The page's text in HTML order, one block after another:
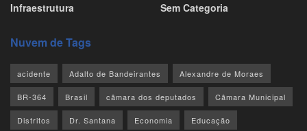
Infraestrutura
Sem Categoria
Nuvem de Tags
acidente Adalto de Bandeirantes Alexandre de Moraes
BR-364 Brasil câmara dos deputados Câmara Municipal
Distritos Dr. Santana Economia Educação